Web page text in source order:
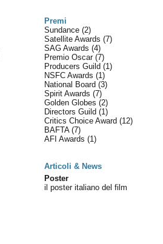
Premi
Sundance (2)
Satellite Awards (7)
SAG Awards (4)
Premio Oscar (7)
Producers Guild (1)
NSFC Awards (1)
National Board (3)
Spirit Awards (7)
Golden Globes (2)
Directors Guild (1)
Critics Choice Award (12)
BAFTA (7)
AFI Awards (1)
Articoli & News
Poster
il poster italiano del film